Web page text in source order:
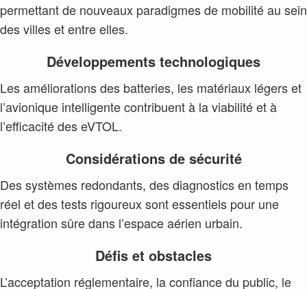
permettant de nouveaux paradigmes de mobilité au sein
des villes et entre elles.
Développements technologiques
Les améliorations des batteries, les matériaux légers et
l’avionique intelligente contribuent à la viabilité et à
l’efficacité des eVTOL.
Considérations de sécurité
Des systèmes redondants, des diagnostics en temps
réel et des tests rigoureux sont essentiels pour une
intégration sûre dans l’espace aérien urbain.
Défis et obstacles
L’acceptation réglementaire, la confiance du public, le